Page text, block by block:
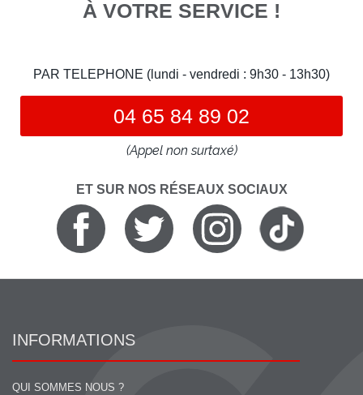
À VOTRE SERVICE !
PAR TELEPHONE (lundi - vendredi : 9h30 - 13h30)
04 65 84 89 02
(Appel non surtaxé)
ET SUR NOS RÉSEAUX SOCIAUX
INFORMATIONS
QUI SOMMES NOUS ?